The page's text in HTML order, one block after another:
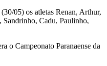
05) os atletas Renan, Arthur,
Sandrinho, Cadu, Paulinho,
o Campeonato Paranaense da